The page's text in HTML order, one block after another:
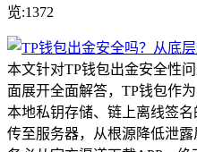
览:1372
本文针对TP钱包出金安全性
面展开全面解答，TP钱包作
本地私钥存储、链上离线签
传至服务器，从根源降低泄露